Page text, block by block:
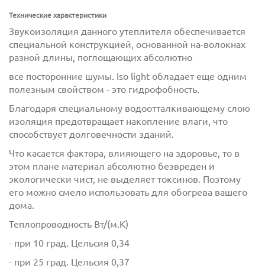
Технические характеристики
Звукоизоляция данного утеплителя обеспечивается
специальной конструкцией, основанной на-волокнах
разной длины, поглощающих абсолютно
все посторонние шумы. Iso light обладает еще одним
полезным свойством - это гидрофобность.
Благодаря специальному водоотталкивающему слою
изоляция предотвращает накопление влаги, что
способствует долговечности зданий.
Что касается фактора, влияющего на здоровье, то в
этом плане материал абсолютно безвреден и
экологически чист, не выделяет токсинов. Поэтому
его можно смело использовать для обогрева вашего
дома.
Теплопроводность Вт/(м.К)
- при 10 град. Цельсия 0,34
- при 25 град. Цельсия 0,37